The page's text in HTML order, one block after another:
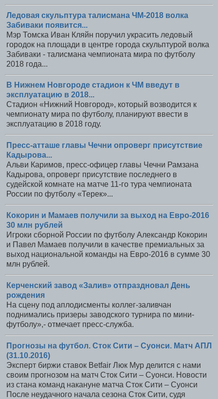
Ледовая скульптура талисмана ЧМ-2018 волка
Забиваки появится...
Мэр Томска Иван Кляйн поручил украсить ледовый
городок на площади в центре города скульптурой волка
Забиваки - талисмана чемпионата мира по футболу
2018 года...
В Нижнем Новгороде стадион к ЧМ введут в
эксплуатацию в 2018...
Стадион «Нижний Новгород», который возводится к
чемпионату мира по футболу, планируют ввести в
эксплуатацию в 2018 году.
Пресс-атташе главы Чечни опроверг присутствие
Кадырова...
Альви Каримов, пресс-офицер главы Чечни Рамзана
Кадырова, опроверг присутствие последнего в
судейской комнате на матче 11-го тура чемпионата
России по футболу «Терек»...
Кокорин и Мамаев получили за выход на Евро-2016
30 млн рублей
Игроки сборной России по футболу Александр Кокорин
и Павел Мамаев получили в качестве премиальных за
выход национальной команды на Евро-2016 в сумме 30
млн рублей.
Керченский завод «Залив» отпраздновал День
рождения
На сцену под аплодисменты коллег-заливчан
поднимались призеры заводского турнира по мини-
футболу»,- отмечает пресс-служба.
Прогнозы на футбол. Сток Сити – Суонси. Матч АПЛ
(31.10.2016)
Эксперт биржи ставок Betfair Люк Мур делится с нами
своим прогнозом на матч Сток Сити – Суонси. Новости
из стана команд накануне матча Сток Сити – Суонси
После неудачного начала сезона Сток Сити, судя